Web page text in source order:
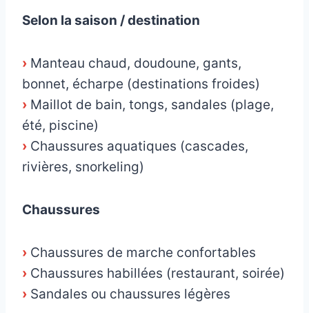
Selon la saison / destination
› Manteau chaud, doudoune, gants,
bonnet, écharpe (destinations froides)
› Maillot de bain, tongs, sandales (plage,
été, piscine)
› Chaussures aquatiques (cascades,
rivières, snorkeling)
Chaussures
› Chaussures de marche confortables
› Chaussures habillées (restaurant, soirée)
› Sandales ou chaussures légères